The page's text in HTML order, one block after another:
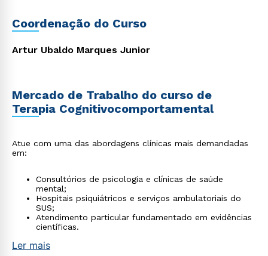
Coordenação do Curso
Artur Ubaldo Marques Junior
Mercado de Trabalho do curso de
Terapia Cognitivocomportamental
Atue com uma das abordagens clínicas mais demandadas
em:
Consultórios de psicologia e clínicas de saúde
mental;
Hospitais psiquiátricos e serviços ambulatoriais do
SUS;
Atendimento particular fundamentado em evidências
científicas.
Ler mais